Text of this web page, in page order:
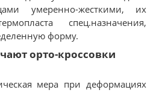
умеренно-жесткими, их
спец.назначения,
форму.
орто-кроссовки
мера при деформациях